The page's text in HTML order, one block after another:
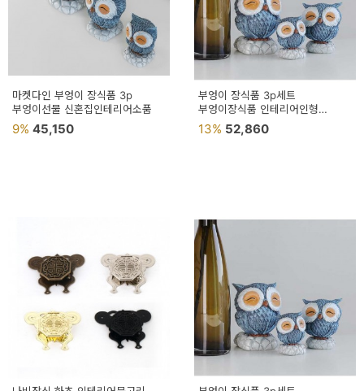
마켓다인 부엉이 장식품 3p
부엉이선물 신혼집인테리어소품
9% 45,150
부엉이 장식품 3p세트
부엉이장식품 인테리어인형
부엉이소품
13% 52,860